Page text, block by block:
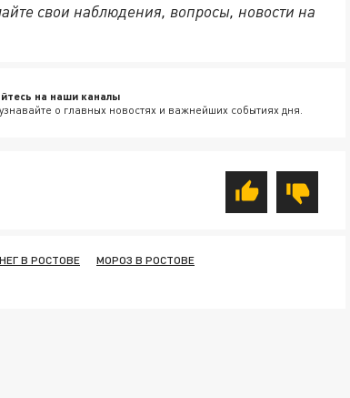
свои наблюдения, вопросы, новости на
на наши каналы
о главных новостях и важнейших событиях дня.
В РОСТОВЕ
МОРОЗ В РОСТОВЕ